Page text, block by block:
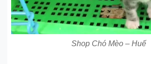
Shop Chó Mèo – Huế